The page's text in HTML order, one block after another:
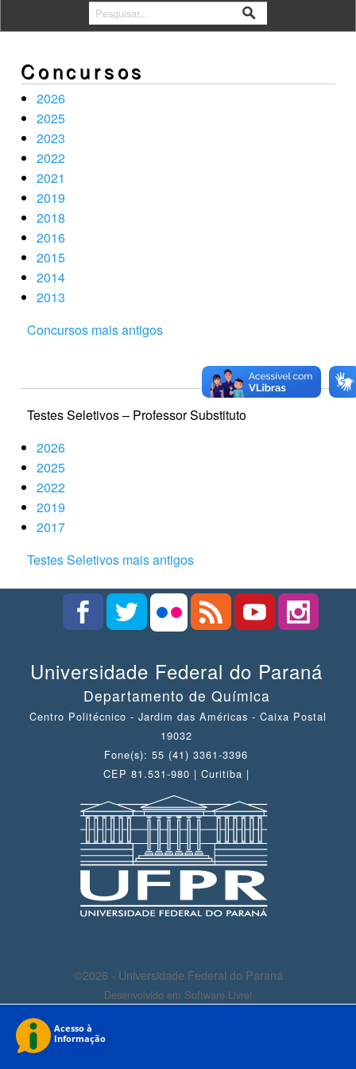
Concursos
2026
2025
2023
2022
2021
2019
2018
2016
2015
2014
2013
Concursos mais antigos
Testes Seletivos – Professor Substituto
2026
2025
2022
2019
2017
Testes Seletivos mais antigos
Universidade Federal do Paraná
Departamento de Química
Centro Politécnico - Jardim das Américas - Caixa Postal
19032
Fone(s): 55 (41) 3361-3396
CEP 81.531-980 | Curitiba |
©2026 - Universidade Federal do Paraná
Desenvolvido em Software Livre!